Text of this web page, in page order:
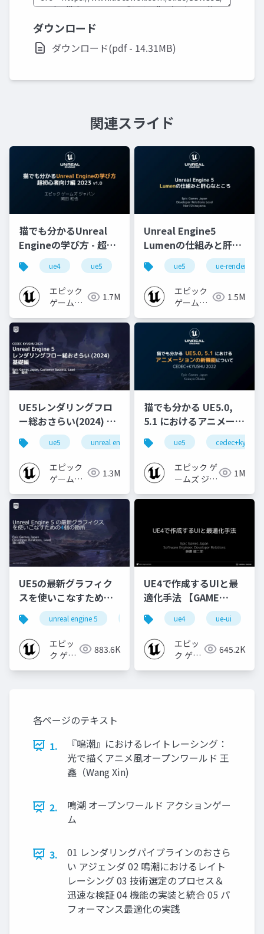
ダウンロード
ダウンロード(pdf - 14.31MB)
関連スライド
猫でも分かるUnreal
Engineの学び方 - 超初
心者向け編 - 2023 v1.0
ue4 ue5 ue-beginner
エピック
ゲームズ
1.7M
Unreal Engine5
Lumenの仕組みと肝心
なところ
ue5 ue-rendering
エピック
ゲームズ
1.5M
UE5レンダリングフロ
ー総おさらい(2024) 基
礎編！
[CEDEC+KYUSHU
2024]
ue5 unreal engine ue-rendering
エピック
ゲームズ
1.3M
猫でも分かる UE5.0,
5.1 におけるアニメーシ
ョンの新機能について
【CEDEC+KYUSHU
2022】
ue5 cedec+kyushu
エピック ゲ
ームズ ジャ
1M
UE5の最新グラフィク
スを使いこなすための4
個の勘所
[CEDEC+KYUSHU
2023]
unreal engine 5 cedec cedec+kyushu
エピッ
ク ゲー
883.6K
UE4で作成するUIと最
適化手法 【GAME
CREATORS
CONFERENCE '20】
ue4 ue-ui
エピッ
ク ゲー
645.2K
各ページのテキスト
1.
『鳴潮』におけるレイトレーシング：
光で描くアニメ風オープンワールド 王
鑫（Wang Xin)
2.
鳴潮 オープンワールド アクションゲー
ム
3.
01 レンダリングパイプラインのおさら
い アジェンダ 02 鳴潮におけるレイト
レーシング 03 技術選定のプロセス＆
迅速な検証 04 機能の実装と統合 05 パ
フォーマンス最適化の実践